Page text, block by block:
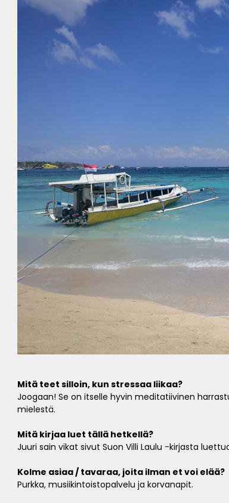
Mitä teet silloin, kun stressaa liikaa?
Joogaan! Se on itselle hyvin meditatiivinen
mielestä.
Mitä kirjaa luet tällä hetkellä?
Juuri sain vikat sivut Suon Villi Laulu -kirjasta
Kolme asiaa / tavaraa, joita ilman et voi elää?
Purkka, musiikintoistopalvelu ja korvanapit.